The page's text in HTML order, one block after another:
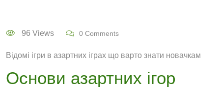
96 Views 0 Comments
Відомі ігри в азартних іграх що варто знати новачкам
Основи азартних ігор